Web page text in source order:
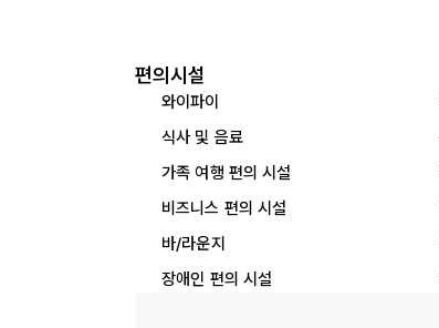
편의시설
와이파이
식사 및 음료
가족 여행 편의 시설
비즈니스 편의 시설
바/라운지
장애인 편의 시설